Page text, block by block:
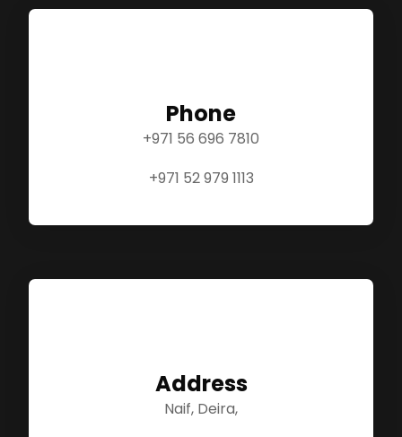
Phone
+971 56 696 7810
+971 52 979 1113
Address
Naif, Deira,